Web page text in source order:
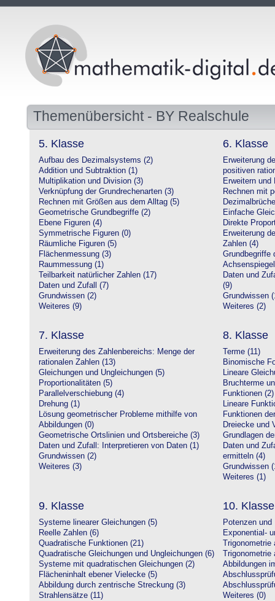
Themenübersicht - BY Realschule
5. Klasse
Aufbau des Dezimalsystems (2)
Addition und Subtraktion (1)
Multiplikation und Division (3)
Verknüpfung der Grundrechenarten (3)
Rechnen mit Größen aus dem Alltag (5)
Geometrische Grundbegriffe (2)
Ebene Figuren (4)
Symmetrische Figuren (0)
Räumliche Figuren (5)
Flächenmessung (3)
Raummessung (1)
Teilbarkeit natürlicher Zahlen (17)
Daten und Zufall (7)
Grundwissen (2)
Weiteres (9)
6. Klasse
Erweiterung
positiven
Erweitern und
Rechnen mit
Einfache
Direkte
Erweiterung
Zahlen (4)
Grundbegriffe
Daten und
(9)
Grundwissen
Weiteres (2)
7. Klasse
Erweiterung des Zahlenbereichs: Menge der
rationalen Zahlen (13)
Gleichungen und Ungleichungen (5)
Proportionalitäten (5)
Parallelverschiebung (4)
Drehung (1)
Lösung geometrischer Probleme mithilfe von
Abbildungen (0)
Geometrische Ortslinien und Ortsbereiche (3)
Daten und Zufall: Interpretieren von Daten (1)
Grundwissen (2)
Weiteres (3)
8. Klasse
Terme (11)
Binomische
Lineare
Bruchterme
Funktionen (2)
Lineare
Funktionen
Dreiecke und
Grundlagen
Daten und
ermitteln (4)
Grundwissen
Weiteres (1)
9. Klasse
Systeme linearer Gleichungen (5)
Reelle Zahlen (6)
Quadratische Funktionen (21)
Quadratische Gleichungen und Ungleichungen (6)
Systeme mit quadratischen Gleichungen (2)
Flächeninhalt ebener Vielecke (5)
Abbildung durch zentrische Streckung (3)
Strahlensätze (11)
10. Klasse
Potenzen
Exponential-
Abbildungen
Weiteres (0)